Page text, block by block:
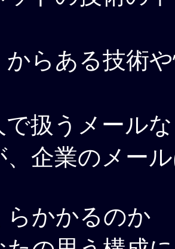
からある技術
で扱うメール
、企業のメー
らかかるのか